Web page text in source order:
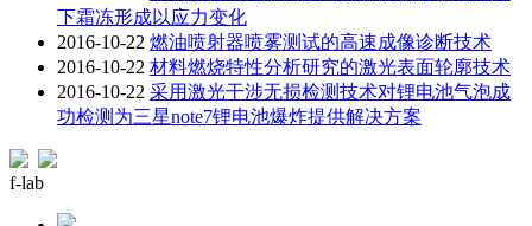
下霜冻形成以应力变化
2016-10-22 燃油喷射器喷雾测试的高速成像诊断技术
2016-10-22 材料燃烧特性分析研究的激光表面轮廓技术
2016-10-22 采用激光干涉无损检测技术对锂电池气泡成
功检测为三星note7锂电池爆炸提供解决方案
f-lab